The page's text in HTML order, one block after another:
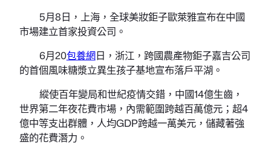
5月8日，上海，全球美妝鉅子歐萊雅宣布在中國
市場建立首家投資公司。
6月20包養網日，浙江，跨國農產物鉅子嘉吉公司
的首個風味糖漿立異生孩子基地宣布落戶平湖。
縱使百年變局和世紀疫情交錯，中國14億生齒，
世界第二年夜花費市場，內需範圍跨越百萬億元；超4
億中等支出群體，人均GDP跨越一萬美元，儲藏著強
盛的花費潛力。